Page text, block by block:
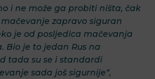
i ne može ga probiti ništa, čak
zapravo siguran
je od posljedica mačevanja
Bio je to jedan Rus na
tada su se i standardi
sada još sigurnije“,